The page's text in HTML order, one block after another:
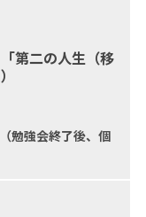
第二の人生（移
強会終了後、個